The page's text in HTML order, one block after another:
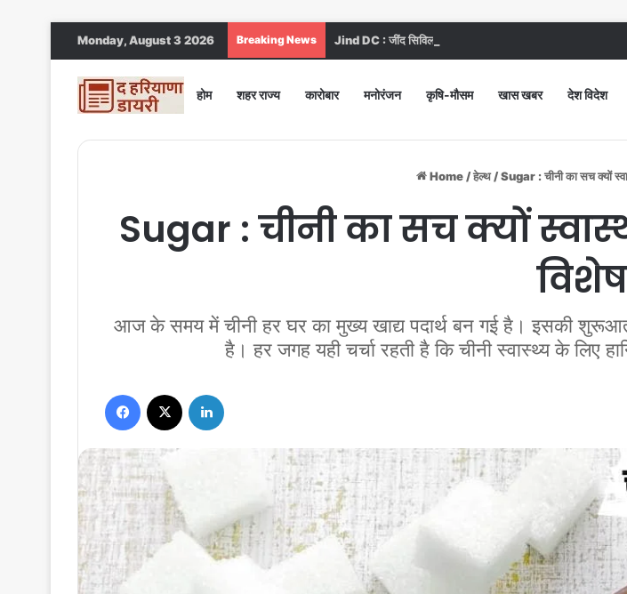
Monday, August 3 2026 Breaking News Jind DC : जींद सिविल अस्पताल में गंदगी देख भड़कीं DC, बोलीं, आप
होम शहर राज्य कारोबार मनोरंजन कृषि-मौसम खास खबर देश विदेश
Home / हेल्थ / Sugar : चीनी का सच क्याें
Sugar : चीनी का सच क्याें
आज के समय में चीनी हर घर का मुख्य खाद्य पदार्थ बन गई है। इसकी
है। हर जगह यही चर्चा रहती है कि चीनी स्वास्थ्य के
Facebook